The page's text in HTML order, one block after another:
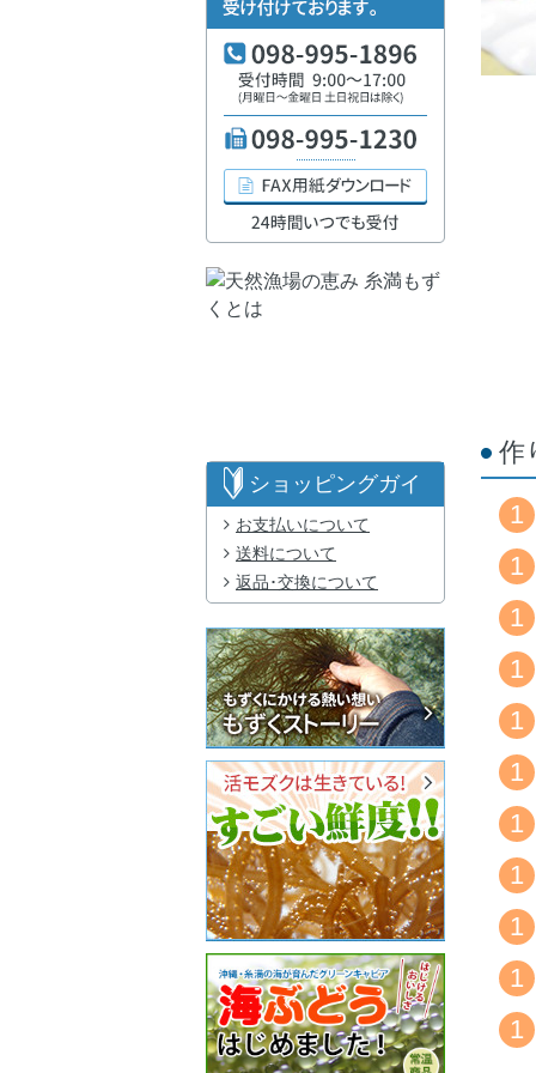
作
1
1
1
1
1
1
1
1
1
1
1
ショッピングガイ
ドお支払いについて
送料について
返品･交換について